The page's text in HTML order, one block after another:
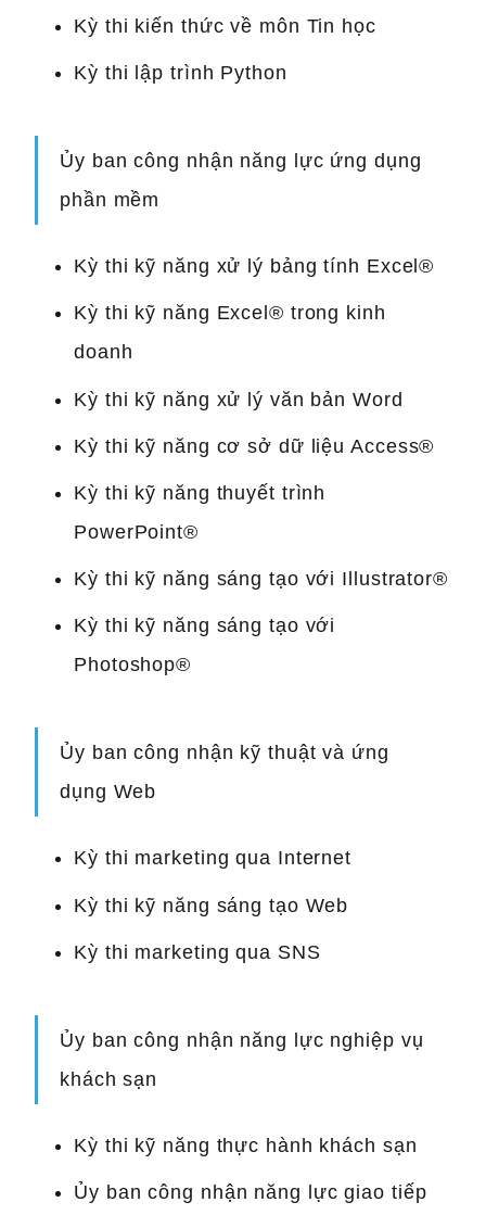
Kỳ thi kiến thức về môn Tin học
Kỳ thi lập trình Python
Ủy ban công nhận năng lực ứng dụng
phần mềm
Kỳ thi kỹ năng xử lý bảng tính Excel®
Kỳ thi kỹ năng Excel® trong kinh
doanh
Kỳ thi kỹ năng xử lý văn bản Word
Kỳ thi kỹ năng cơ sở dữ liệu Access®
Kỳ thi kỹ năng thuyết trình
PowerPoint®
Kỳ thi kỹ năng sáng tạo với Illustrator®
Kỳ thi kỹ năng sáng tạo với
Photoshop®
Ủy ban công nhận kỹ thuật và ứng
dụng Web
Kỳ thi marketing qua Internet
Kỳ thi kỹ năng sáng tạo Web
Kỳ thi marketing qua SNS
Ủy ban công nhận năng lực nghiệp vụ
khách sạn
Kỳ thi kỹ năng thực hành khách sạn
Ủy ban công nhận năng lực giao tiếp